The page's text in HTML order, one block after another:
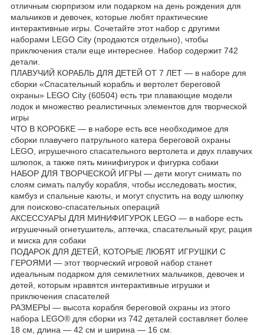
отличным сюрпризом или подарком на день рождения для
мальчиков и девочек, которые любят практические
интерактивные игры. Сочетайте этот набор с другими
наборами LEGO City (продаются отдельно), чтобы
приключения стали еще интереснее. Набор содержит 742
детали.
ПЛАВУЧИЙ КОРАБЛЬ ДЛЯ ДЕТЕЙ ОТ 7 ЛЕТ — в наборе для
сборки «Спасательный корабль и вертолет береговой
охраны» LEGO City (60504) есть три плавающие модели
лодок и множество реалистичных элементов для творческой
игры
ЧТО В КОРОБКЕ — в наборе есть все необходимое для
сборки плавучего патрульного катера береговой охраны
LEGO, игрушечного спасательного вертолета и двух плавучих
шлюпок, а также пять минифигурок и фигурка собаки
НАБОР ДЛЯ ТВОРЧЕСКОЙ ИГРЫ — дети могут снимать по
слоям симать палубу корабля, чтобы исследовать мостик,
камбуз и спальные каюты, и могут спустить на воду шлюпку
для поисково-спасательных операций
АКСЕССУАРЫ ДЛЯ МИНИФИГУРОК LEGO — в наборе есть
игрушечный огнетушитель, аптечка, спасательный круг, рация
и миска для собаки
ПОДАРОК ДЛЯ ДЕТЕЙ, КОТОРЫЕ ЛЮБЯТ ИГРУШКИ С
ГЕРОЯМИ — этот творческий игровой набор станет
идеальным подарком для семилетних мальчиков, девочек и
детей, которым нравятся интерактивные игрушки и
приключения спасателей
РАЗМЕРЫ — высота корабля береговой охраны из этого
набора LEGO® для сборки из 742 деталей составляет более
18 см, длина — 42 см и ширина — 16 см.